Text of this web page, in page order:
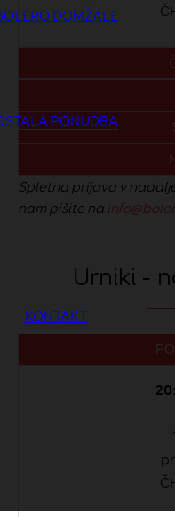
DOMŽALE
PONUDBA
KONTAKT
Spletna prijava v
nam pišite na
Urniki -